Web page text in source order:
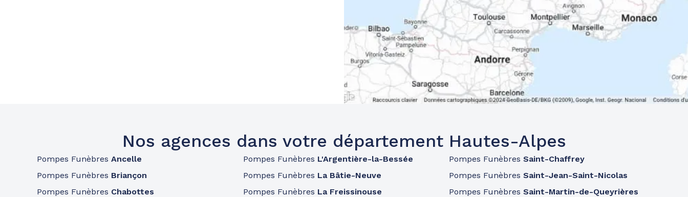
Nos agences dans votre département Hautes-Alpes
Pompes Funèbres Ancelle
Pompes Funèbres Briançon
Pompes Funèbres Chabottes
Pompes Funèbres L'Argentière-la-Bessée
Pompes Funèbres La Bâtie-Neuve
Pompes Funèbres La Freissinouse
Pompes FunèbresSaint-Chaffrey
Pompes FunèbresSaint-Jean-Saint-Nicolas
Pompes FunèbresSaint-Martin-de-Queyrières